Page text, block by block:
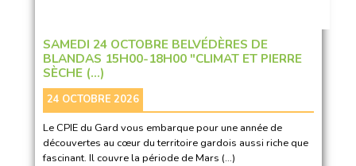
SAMEDI 24 OCTOBRE BELVÉDÈRES DE
BLANDAS 15H00-18H00 "CLIMAT ET PIERRE
SÈCHE (…)
24 OCTOBRE 2026
Le CPIE du Gard vous embarque pour une année de
découvertes au cœur du territoire gardois aussi riche que
fascinant. Il couvre la période de Mars (…)